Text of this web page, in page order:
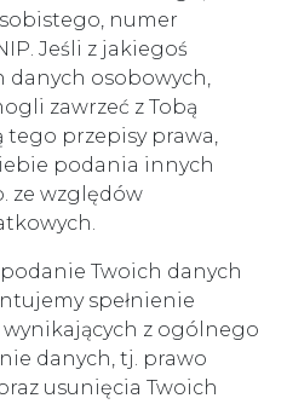
numer
Jeśli z jakiegoś
danych osobowych,
zawrzeć z Tobą
tego przepisy prawa,
podania innych
ze względów
Twoich danych
spełnienie
z ogólnego
danych, tj. prawo
usunięcia Twoich